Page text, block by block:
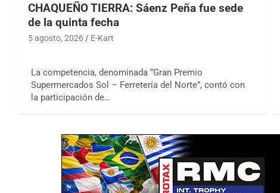
CHAQUEÑO TIERRA: Sáenz Peña fue sede
de la quinta fecha
5 agosto, 2026 E-Kart
La competencia, denominada “Gran Premio
Supermercados Sol – Ferretería del Norte”, contó con
la participación de…